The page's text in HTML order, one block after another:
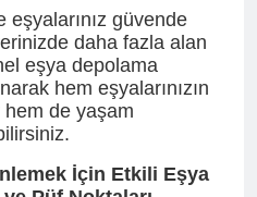
güvende
daha fazla alan
eşya depolama
hem eşyalarınızın
de yaşam
İçin Etkili Eşya